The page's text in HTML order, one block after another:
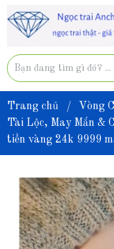
Trang chủ /
Vòng
Tài Lộc, May Mắn &
tiền vàng 24k 9999